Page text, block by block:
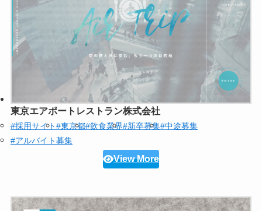
東京エアポートレストラン株式会社
#採用サイト#東京都#飲食業界#新卒募集#中途募集
#アルバイト募集
View More